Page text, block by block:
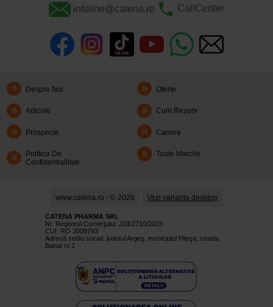
infoline@catena.ro CallCenter
Despre Noi Oferte
Articole Cum Rezerv
Prospecte Cariere
Politica De
Confidentialitate
Toate Marcile
www.catena.ro - © 2026 Vezi varianta desktop
CATENA PHARMA SRL
Nr. Registrul Comerţului: J03/2710/2023
CUI: RO 3008793
Adresă sediu social: judetul Argeş, municipiul Piteşti, strada
Banat nr.2